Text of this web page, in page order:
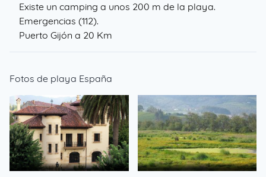
Existe un camping a unos 200 m de la playa.
Emergencias (112).
Puerto Gijón a 20 Km
Fotos de playa España